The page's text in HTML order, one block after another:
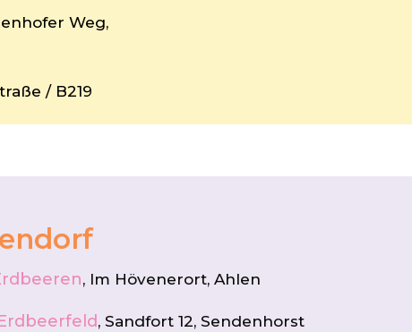
Weg,
/ B219
, Im Hövenerort, Ahlen
, Sandfort 12, Sendenhorst